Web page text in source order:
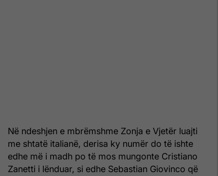
Në ndeshjen e mbrëmshme Zonja e Vjetër luajti
me shtatë italianë, derisa ky numër do të ishte
edhe më i madh po të mos mungonte Cristiano
Zanetti i lënduar, si edhe Sebastian Giovinco që